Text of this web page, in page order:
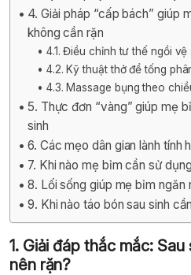
4. Giải pháp “cấp bách” giúp
không cần rặn
4.1. Điều chỉnh tư thế ngồi
4.2. Kỹ thuật thở để tống
4.3. Massage bụng theo
5. Thực đơn “vàng” giúp mẹ
sinh
6. Các mẹo dân gian lành tính
7. Khi nào mẹ bỉm cần sử
8. Lối sống giúp mẹ bỉm ngăn
9. Khi nào táo bón sau sinh
1. Giải đáp thắc mắc:
nên rặn?